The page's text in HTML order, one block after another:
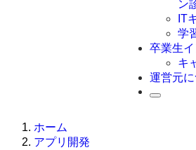
ン
IT
学
卒業生
キ
運営元
ホーム
アプリ開発